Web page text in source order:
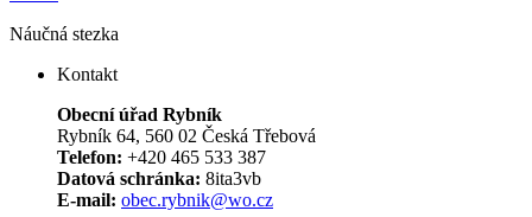
Náučná stezka
Kontakt
Obecní úřad Rybník
Rybník 64, 560 02 Česká Třebová
Telefon: +420 465 533 387
Datová schránka: 8ita3vb
E-mail: obec.rybnik@wo.cz